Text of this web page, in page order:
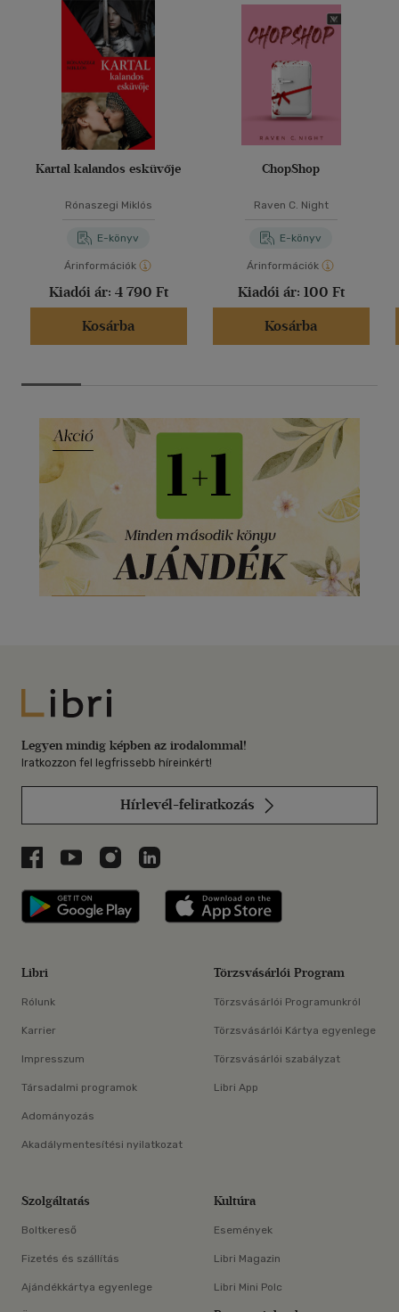
Kartal kalandos esküvője
Rónaszegi Miklós
E-könyv
Árinformációk
Kiadói ár: 4 790 Ft
Kosárba
ChopShop
Raven C. Night
E-könyv
Árinformációk
Kiadói ár: 100 Ft
Kosárba
Libri
Legyen mindig képben az irodalommal!
Iratkozzon fel legfrissebb híreinkért!
Hírlevél-feliratkozás
Libri a Facebookon
Libri a Youtube-on
Libri az Instagramon
Libri a LinkedInen
Libri applikáció Szerezd meg: Google
Libri
Rólunk
Karrier
Impresszum
Társadalmi programok
Adományozás
Akadálymentesítési nyilatkozat
Törzsvásárlói Program
Törzsvásárlói Programunkról
Törzsvásárlói Kártya egyenlege
Törzsvásárlói szabályzat
Libri App
Szolgáltatás
Boltkereső
Fizetés és szállítás
Ajándékkártya egyenlege
Kultúra
Események
Libri Magazin
Libri Mini Polc